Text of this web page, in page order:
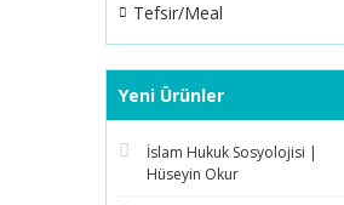
Tefsir/Meal
Yeni Ürünler
İslam Hukuk Sosyolojisi |
Hüseyin Okur